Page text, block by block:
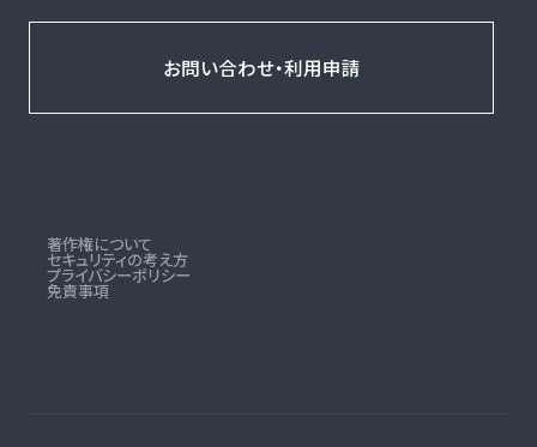
お問い合わせ・利用申請
著作権について
セキュリティの考え方
プライバシーポリシー
免責事項